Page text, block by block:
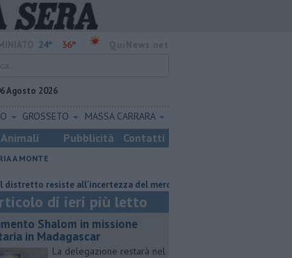
24° 36°
Agosto 2026
GROSSETO MASSA CARRARA
Animali Pubblicità Contatti
A MONTE
all'incertezza del mercato Misericordie Pisane, Novi
di ieri più letto
Shalom in missione
in Madagascar
La delegazione restarà nel